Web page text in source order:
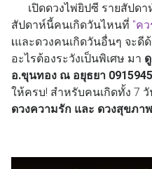
เปิดดวงไพ่ยิปซี รายสัปดา
สัปดาห์นี้คนเกิดวันไหนที่ "คว
เและดวงคนเกิดวันอื่นๆ จะดี
อะไรต้องระวังเป็นพิเศษ มา
อ.ขุนทอง ณ อยุธยา
ให้ครบ! สำหรับคนเกิดทั้ง 7 วั
ดวงความรัก และ ดวงสุขภาพ